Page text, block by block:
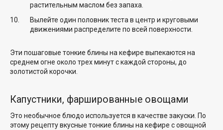
растительным маслом без запаха.
Вылейте один половник теста в центр и круговыми
движениями распределите по всей поверхности.
Эти пошаговые тонкие блины на кефире выпекаются на
среднем огне около трех минут с каждой стороны, до
золотистой корочки.
Капустники, фаршированные овощами
Это необычное блюдо используется в качестве закуски. По
этому рецепту вкусные тонкие блины на кефире с овощной